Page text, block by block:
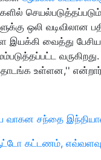
ஒலி
இயக்கி வைத்து
உள்ளன,''
வாகன சந்தை
கட்டணம், எவ்வளவு